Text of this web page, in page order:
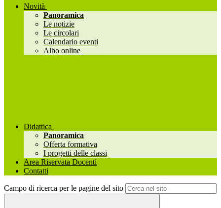
Novità
Panoramica
Le notizie
Le circolari
Calendario eventi
Albo online
Didattica
Panoramica
Offerta formativa
I progetti delle classi
Area Riservata Docenti
Contatti
Campo di ricerca per le pagine del sito